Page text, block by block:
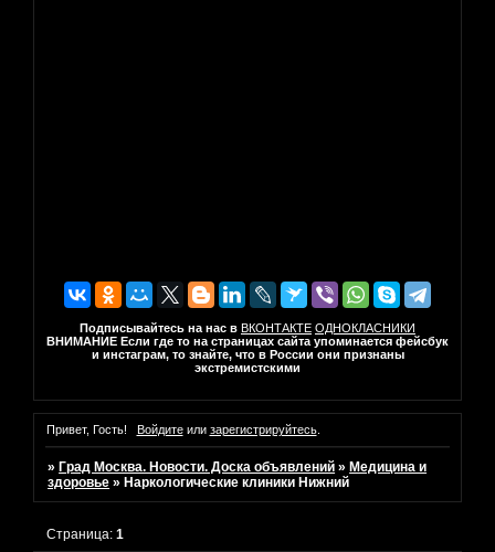
Подписывайтесь на нас в ВКОНТАКТЕ ОДНОКЛАСНИКИ
ВНИМАНИЕ Если где то на страницах сайта упоминается фейсбук
и инстаграм, то знайте, что в России они признаны
экстремистскими
Привет, Гость! Войдитеили зарегистрируйтесь.
» Град Москва. Новости. Доска объявлений » Медицина и
здоровье » Наркологические клиники Нижний
Страница:1